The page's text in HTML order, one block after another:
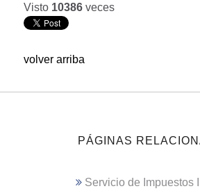
Visto 10386 veces
volver arriba
PÁGINAS
Servicio de Impuestos